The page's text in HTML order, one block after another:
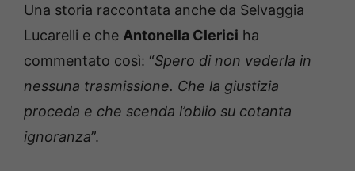
Una storia raccontata anche da Selvaggia
Lucarelli e che Antonella Clerici ha
commentato così: “Spero di non vederla in
nessuna trasmissione. Che la giustizia
proceda e che scenda l’oblio su cotanta
ignoranza”.